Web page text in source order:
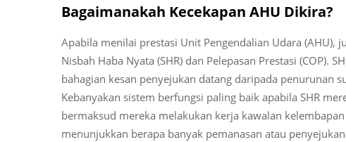
Bagaimanakah Kecekapan AHU Dikira?
Apabila menilai prestasi Unit Pengendalian Udara
Nisbah Haba Nyata (SHR) dan Pelepasan Prestasi (COP).
bahagian kesan penyejukan datang daripada penurunan
Kebanyakan sistem berfungsi paling baik apabila SHR
bermaksud mereka melakukan kerja kawalan
menunjukkan berapa banyak pemanasan atau